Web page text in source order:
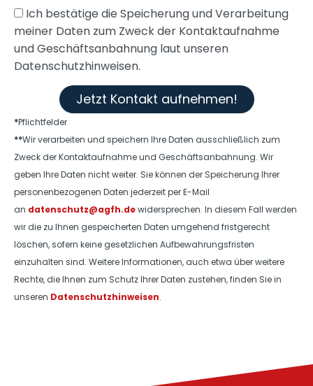
Ich bestätige die Speicherung und Verarbeitung
meiner Daten zum Zweck der Kontaktaufnahme
und Geschäftsanbahnung laut unseren
Datenschutzhinweisen.
Jetzt Kontakt aufnehmen!
*Pflichtfelder
**Wir verarbeiten und speichern Ihre Daten ausschließlich zum
Zweck der Kontaktaufnahme und Geschäftsanbahnung. Wir
geben Ihre Daten nicht weiter. Sie können der Speicherung Ihrer
personenbezogenen Daten jederzeit per E-Mail
an datenschutz@agfh.dewidersprechen. In diesem Fall werden
wir die zu Ihnen gespeicherten Daten umgehend fristgerecht
löschen, sofern keine gesetzlichen Aufbewahrungsfristen
einzuhalten sind. Weitere Informationen, auch etwa über weitere
Rechte, die Ihnen zum Schutz Ihrer Daten zustehen, finden Sie in
unseren Datenschutzhinweisen.